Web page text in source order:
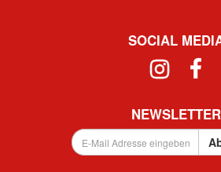
SOCIAL
NEWSLETTER
Mail